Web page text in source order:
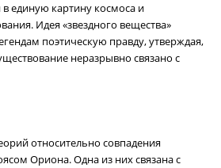
единую картину космоса и
Идея «звездного вещества»
поэтическую правду, утверждая,
неразрывно связано с
относительно совпадения
Ориона. Одна из них связана с